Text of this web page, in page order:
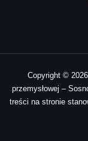
Copyright ©
przemysłowej –
treści na stronie